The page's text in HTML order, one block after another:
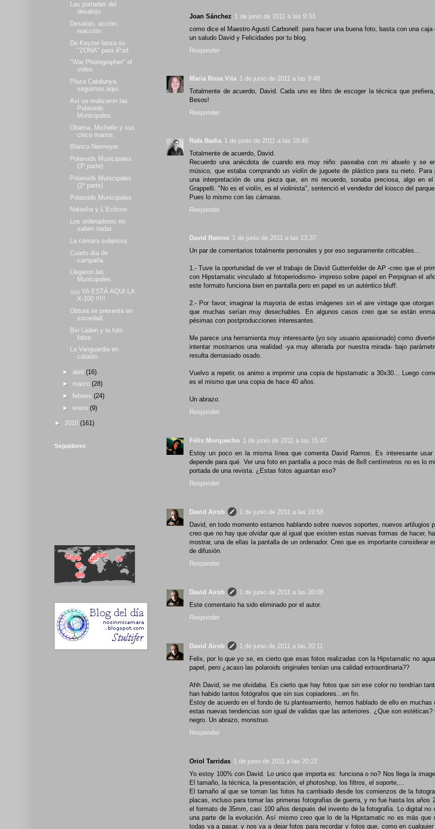
Joan Sánchez 1 de junio de 2011 a las 9:33
como dice el Maestro Agustí Carbonell: para hacer una buena foto, basta con una caja
un saludo David y Felicidades por tu blog.
Responder
Maria Rosa Vila 1 de junio de 2011 a las 9:48
Totalmente de acuerdo, David. Cada uno es libro de escoger la técnica que
Besos!
Responder
Rafa Badia 1 de junio de 2011 a las 10:45
Totalmente de acuerdo, David.
Recuerdo una anécdota de cuando era muy niño: paseaba con mi abuelo y se
músico, que estaba comprando un violín de juguete de plástico para su nieto. Para
una interpretación de una pieza que, en mi recuerdo, sonaba preciosa, algo en
Grappelli. "No es el violín, es el violinista", sentenció el vendedor del kiosco del
Pues lo mismo con las cámaras.
Responder
David Ramos 1 de junio de 2011 a las 13:37
Un par de comentarios totalmente personales y por eso seguramente criticables...
1.- Tuve la oportunidad de ver el trabajo de David Guttenfelder de AP -creo que el
con Hipstamatic vinculado al fotoperiodismo- impreso sobre papel en Perpignan el
este formato funciona bien en pantalla pero en papel es un auténtico bluff.
2.- Por favor, imaginar la mayoría de estas imágenes sin el aire vintage que
que muchas serían muy desechables. En algunos casos creo que se están
pésimas con postproducciones interesantes.
Me parece una herramienta muy interesante (yo soy usuario apasionado) como
intentar mostrarnos una realidad -ya muy alterada por nuestra mirada- bajo
resulta demasiado osado.
Vuelvo a repetir, os animo a imprimir una copia de hipstamatic a 30x30... Luego
es el mismo que una copia de hace 40 años.
Un abrazo.
Responder
Félix Morquecho 1 de junio de 2011 a las 15:47
Estoy un poco en la misma línea que comenta David Ramos. Es interesante usar
depende para qué. Ver una foto en pantalla a poco más de 8x8 centímetros no es lo
portada de una revista. ¿Estas fotos aguantan eso?
Responder
David Airob
1 de junio de 2011 a las 19:58
David, en todo momento estamos hablando sobre nuevos soportes, nuevos artilugios
creo que no hay que olvidar que al igual que existen estas nuevas formas de hacer,
mostrar, una de ellas la pantalla de un ordenador. Creo que es importante considerar
de difusión.
Responder
David Airob
1 de junio de 2011 a las 20:08
Este comentario ha sido eliminado por el autor.
Responder
David Airob
1 de junio de 2011 a las 20:11
Felix, por lo que yo se, es cierto que esas fotos realizadas con la Hipstamatic no
papel, pero ¿acaso las polaroids originales tenían una calidad extraordinaria??
Ahh David, se me olvidaba. Es cierto que hay fotos que sin ese color no tendrían
han habido tantos fotógrafos que sin sus copiadores...en fin.
Estoy de acuerdo en el fondo de tu planteamiento, hemos hablado de ello en muchas
estas nuevas tendencias son igual de validas que las anteriores. ¿Que son
negro. Un abrazo, monstruo.
Responder
Oriol Tarridas 1 de junio de 2011 a las 20:22
Yo estoy 100% con David. Lo unico que importa es: funciona o no? Nos llega la
El tamaño, la técnica, la presentación, el photoshop, los filtros, el soporte,...
El tamaño al que se toman las fotos ha cambiado desde los comienzos de la
placas, incluso para tomar las primeras fotografias de guerra, y no fue hasta los años
el formato de 35mm, casi 100 años después del invento de la fotografia. Lo digital no
una parte de la evolución. Así mismo creo que lo de la Hipstamatic no es más que
todas va a pasar, y nos va a dejar fotos para recordar y fotos que, como en
Las portadas del
desalojo.
Desalojo, acción,
reacción.
De Keyzer lanza su
"ZONA" para iPad.
"War Photographer" el
video.
Plaza Catalunya,
seguimos aquí.
Así se realizaron las
Polaroids
Municipales.
Obama, Michelle y sus
cinco manos.
Blanco Niemeyer.
Polaroids Municipales.
(3º parte)
Polaroids Municipales.
(2º parte)
Polaroids Municipales.
Natasha y L´Eclisse.
Los ordenadores no
saben nadar.
La cámara subjetiva.
Cuarto día de
campaña.
Llegaron las
Municipales.
¡¡¡¡¡ YA ESTÁ AQUÍ LA
X-100 !!!!!
Obtura se presenta en
sociedad.
Bin Laden y la foto
falsa.
La Vanguardia en
catalán.
► abril (16)
► marzo (28)
► febrero (24)
► enero (9)
► 2010 (161)
Seguidores